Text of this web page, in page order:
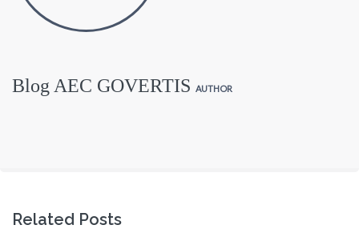
Blog AEC GOVERTIS AUTHOR
Related Posts